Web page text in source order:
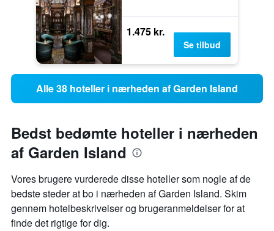
1.475 kr.
Se tilbud
Alle 38 hoteller i nærheden af Garden Island
Bedst bedømte hoteller i nærheden
af Garden Island
Vores brugere vurderede disse hoteller som nogle af de
bedste steder at bo i nærheden af ​​Garden Island. Skim
gennem hotelbeskrivelser og brugeranmeldelser for at
finde det rigtige for dig.